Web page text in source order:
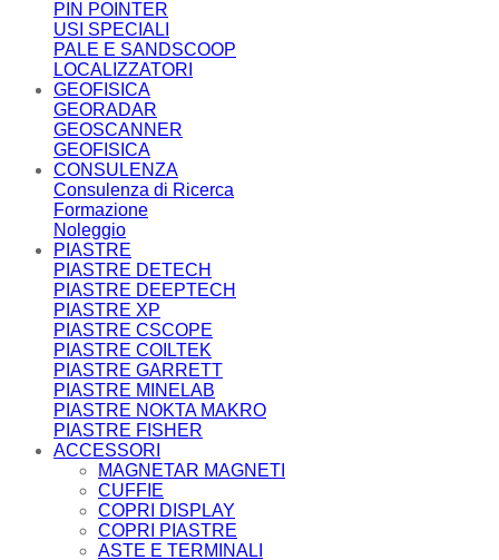
PIN POINTER
USI SPECIALI
PALE E SANDSCOOP
LOCALIZZATORI
GEOFISICA
GEORADAR
GEOSCANNER
GEOFISICA
CONSULENZA
Consulenza di Ricerca
Formazione
Noleggio
PIASTRE
PIASTRE DETECH
PIASTRE DEEPTECH
PIASTRE XP
PIASTRE CSCOPE
PIASTRE COILTEK
PIASTRE GARRETT
PIASTRE MINELAB
PIASTRE NOKTA MAKRO
PIASTRE FISHER
ACCESSORI
MAGNETAR MAGNETI
CUFFIE
COPRI DISPLAY
COPRI PIASTRE
ASTE E TERMINALI